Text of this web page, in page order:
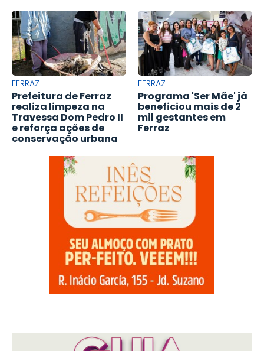
FERRAZ
Prefeitura de Ferraz
realiza limpeza na
Travessa Dom Pedro II
e reforça ações de
conservação urbana
FERRAZ
Programa 'Ser Mãe' já
beneficiou mais de 2
mil gestantes em
Ferraz